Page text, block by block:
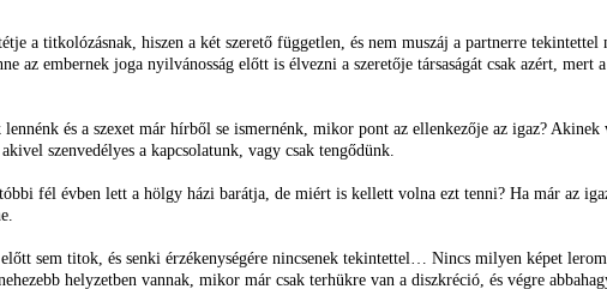
a titkolózásnak, hiszen a két szerető független, és nem muszáj a partnerre
az embernek joga nyilvánosság előtt is élvezni a szeretője társaságát csak azért,
és a szexet már hírből se ismernénk, mikor pont az ellenkezője az igaz?
szenvedélyes a kapcsolatunk, vagy csak tengődünk.
fél évben lett a hölgy házi barátja, de miért is kellett volna ezt tenni? Ha már az
sem titok, és senki érzékenységére nincsenek tekintettel… Nincs milyen képet
helyzetben vannak, mikor már csak terhükre van a diszkréció, és végre